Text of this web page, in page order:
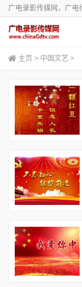
广电录影传媒网，广电
主页 > 中国文艺 >